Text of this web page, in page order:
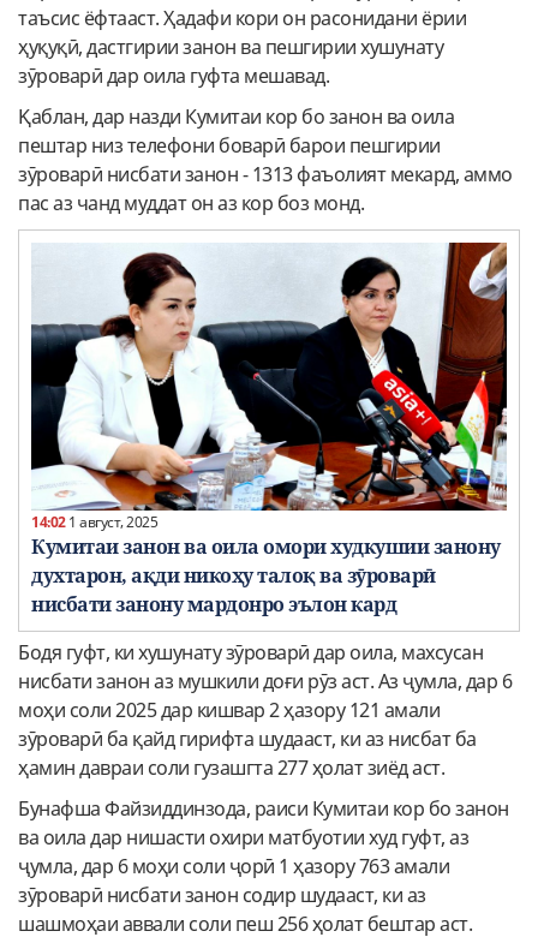
таъсис ёфтааст. Ҳадафи кори он расонидани ёрии
ҳуқуқӣ, дастгирии занон ва пешгирии хушунату
зӯроварӣ дар оила гуфта мешавад.
Қаблан, дар назди Кумитаи кор бо занон ва оила
пештар низ телефони боварӣ барои пешгирии
зӯроварӣ нисбати занон - 1313 фаъолият мекард, аммо
пас аз чанд муддат он аз кор боз монд.
14:021 август, 2025
Кумитаи занон ва оила омори худкушии занону
духтарон, ақди никоҳу талоқ ва зӯроварӣ
нисбати занону мардонро эълон кард
Бодя гуфт, ки хушунату зӯроварӣ дар оила, махсусан
нисбати занон аз мушкили доғи рӯз аст.Аз ҷумла, дар 6
моҳи соли 2025 дар кишвар 2 ҳазору 121 амали
зӯроварӣ ба қайд гирифта шудааст, ки аз нисбат ба
ҳамин давраи соли гузашгта 277 ҳолат зиёд аст.
Бунафша Файзиддинзода, раиси Кумитаи кор бо занон
ва оила дар нишасти охири матбуотии худ гуфт, аз
ҷумла, дар 6 моҳи соли ҷорӣ 1 ҳазору 763 амали
зӯроварӣ нисбати занон содир шудааст, ки аз
шашмоҳаи аввали соли пеш 256 ҳолат бештар аст.